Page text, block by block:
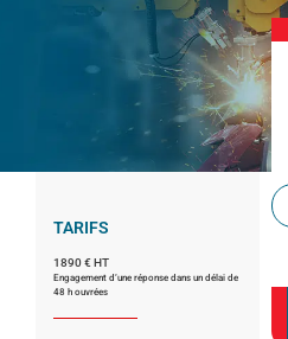
TARIFS
1890 € HT
Engagement d’une réponse dans un délai de
48 h ouvrées